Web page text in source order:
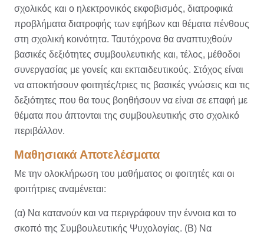
σχολικός και ο ηλεκτρονικός εκφοβισμός, διατροφικά
προβλήματα διατροφής των εφήβων και θέματα πένθους
στη σχολική κοινότητα. Ταυτόχρονα θα αναπτυχθούν
βασικές δεξιότητες συμβουλευτικής και, τέλος, μέθοδοι
συνεργασίας με γονείς και εκπαιδευτικούς. Στόχος είναι
να αποκτήσουν φοιτητές/τριες τις βασικές γνώσεις και τις
δεξιότητες που θα τους βοηθήσουν να είναι σε επαφή με
θέματα που άπτονται της συμβουλευτικής στο σχολικό
περιβάλλον.
Μαθησιακά Αποτελέσματα
Με την ολοκλήρωση του μαθήματος οι φοιτητές και οι
φοιτήτριες αναμένεται:
(α) Να κατανούν και να περιγράφουν την έννοια και το
σκοπό της Συμβουλευτικής Ψυχολογίας. (Β) Να